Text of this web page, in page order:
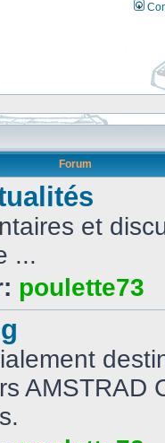
Forum
et
...
poulette73
AMSTRAD